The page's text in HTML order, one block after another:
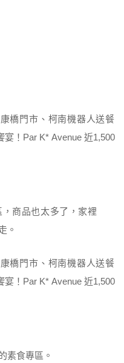
商品也太多了，家裡
。
素食專區。